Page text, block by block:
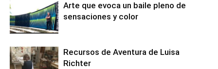
Arte que evoca un baile pleno de
sensaciones y color
Recursos de Aventura de Luisa
Richter